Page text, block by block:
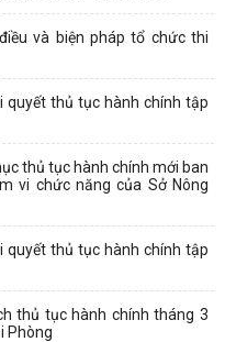
và biện pháp tổ chức thi
quyết thủ tục hành chính tập
thủ tục hành chính mới ban
vi chức năng của Sở Nông
quyết thủ tục hành chính tập
thủ tục hành chính tháng 3
Phòng